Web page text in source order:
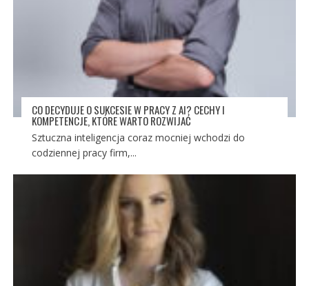
CO DECYDUJE O SUKCESIE W PRACY Z AI? CECHY I
KOMPETENCJE, KTÓRE WARTO ROZWIJAĆ
Sztuczna inteligencja coraz mocniej wchodzi do
codziennej pracy firm,...